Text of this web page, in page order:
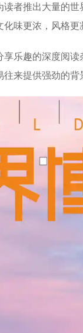
者推出大量的
味更浓，风格
享乐趣的深度阅
来提供强劲的背